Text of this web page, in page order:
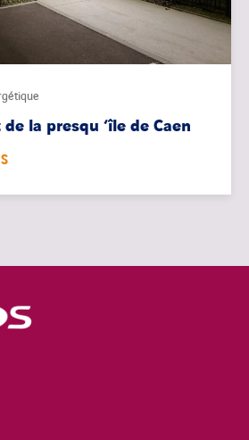
la presqu ‘île de Caen